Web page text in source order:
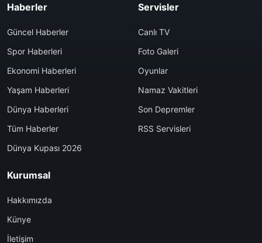
Haberler
Güncel Haberler
Spor Haberleri
Ekonomi Haberleri
Yaşam Haberleri
Dünya Haberleri
Tüm Haberler
Dünya Kupası 2026
Servisler
Canlı TV
Foto Galeri
Oyunlar
Namaz Vakitleri
Son Depremler
RSS Servisleri
Kurumsal
Hakkımızda
Künye
İletişim